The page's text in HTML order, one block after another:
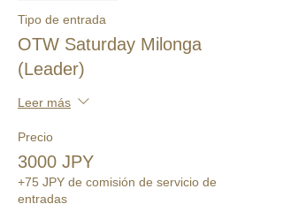
Tipo de entrada
OTW Saturday Milonga
(Leader)
Leer más
Precio
3000 JPY
+75 JPY de comisión de servicio de
entradas